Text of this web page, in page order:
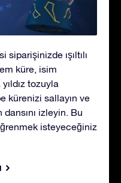
siparişinizde ışıltılı
küre, isim
yıldız tozuyla
kürenizi sallayın ve
izleyin. Bu
isteyeceğiniz